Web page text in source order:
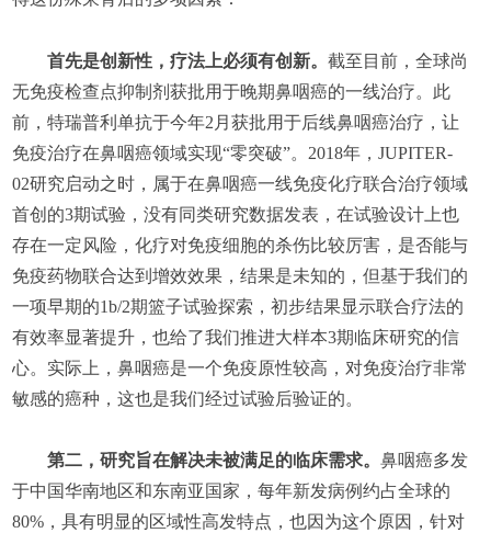
首先是创新性，疗法上必须有创新。 截至目前，全球尚
无免疫检查点抑制剂获批用于晚期鼻咽癌的一线治疗。此
前，特瑞普利单抗于今年2月获批用于后线鼻咽癌治疗，让
免疫治疗在鼻咽癌领域实现“零突破”。2018年，JUPITER-
02研究启动之时，属于在鼻咽癌一线免疫化疗联合治疗领域
首创的3期试验，没有同类研究数据发表，在试验设计上也
存在一定风险，化疗对免疫细胞的杀伤比较厉害，是否能与
免疫药物联合达到增效效果，结果是未知的，但基于我们的
一项早期的1b/2期篮子试验探索，初步结果显示联合疗法的
有效率显著提升，也给了我们推进大样本3期临床研究的信
心。实际上，鼻咽癌是一个免疫原性较高，对免疫治疗非常
敏感的癌种，这也是我们经过试验后验证的。
第二，研究旨在解决未被满足的临床需求。 鼻咽癌多发
于中国华南地区和东南亚国家，每年新发病例约占全球的
80%，具有明显的区域性高发特点，也因为这个原因，针对